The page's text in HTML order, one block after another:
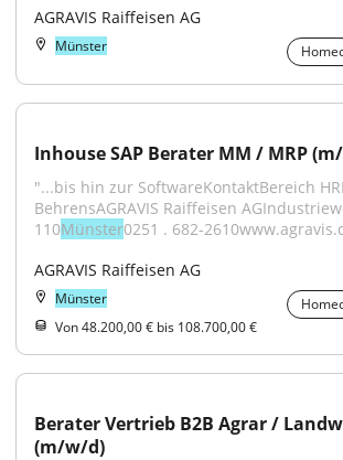
AGRAVIS Raiffeisen AG
Münster
Inhouse SAP Berater MM / MRP
"...bis hin zur SoftwareKontaktBereich
BehrensAGRAVIS Raiffeisen
110Münster0251 . 682-
AGRAVIS Raiffeisen AG
Münster
Von 48.200,00 € bis 108.700,00 €
Berater Vertrieb B2B Agrar /
(m/w/d)